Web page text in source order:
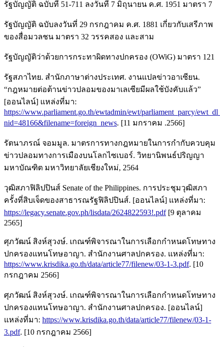
รัฐบัญญัติ ฉบับที่ 51-711 ลงวันที่ 7 มิถุนายน ค.ศ. 1951 มาตรา 7
รัฐบัญญัติ ฉบับลงวันที่ 29 กรกฎาคม ค.ศ. 1881 เกี่ยวกับเสรีภาพ
ของสื่อมวลชน มาตรา 32 วรรคสอง และสาม
รัฐบัญญัติว่าด้วยการกระทาผิดทางปกครอง (OWiG) มาตรา 121
รัฐสภาไทย. สำนักภาษาต่างประเทศ. งานแปลข่าวอาเซียน.
“กฎหมายต่อต้านข่าวปลอมของมาเลเซียมีผลใช้บังคับแล้ว”
[ออนไลน์] แหล่งที่มา:
https://www.parliament.go.th/ewtadmin/ewt/parliament_parcy/
nid=48166&filename=foreign_news. [11 มกราคม .2566]
รัตนาภรณ์ จอมมูล. มาตรการทางกฎหมายในการกำกับควบคุม
ข่าวปลอมทางการเมืองบนโลกไซเบอร์. วิทยานิพนธ์ปริญญา
มหาบัณฑิต มหาวิทยาลัยเชียงใหม่, 2564
วุฒิสภาฟิลิปปินส์ Senate of the Philippines. การประชุมวุฒิสภา
ครั้งที่สิบเจ็ดของสาธารณรัฐฟิลิปปินส์. [ออนไลน์] แหล่งที่มา:
https://legacy.senate.gov.ph/lisdata/2624822593!.pdf[9 ตุลาคม
2565]
ศุภวัฒน์ สิงห์สุวงษ์. เกณฑ์พิจารณาในการเลือกกำหนดโทษทาง
ปกครองแทนโทษอาญา. สำนักงานศาลปกครอง. แหล่งที่มา:
https://www.krisdika.go.th/data/article77/filenew/03-1-3.pdf. [10
กรกฎาคม 2566]
ศุภวัฒน์ สิงห์สุวงษ์. เกณฑ์พิจารณาในการเลือกกำหนดโทษทาง
ปกครองแทนโทษอาญา. สำนักงานศาลปกครอง. [ออนไลน์]
แหล่งที่มา: https://www.krisdika.go.th/data/article77/filenew/03-1-
3.pdf. [10 กรกฎาคม 2566]